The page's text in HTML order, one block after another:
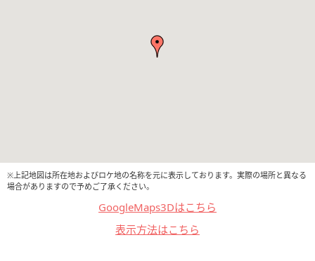
※上記地図は所在地およびロケ地の名称を元に表示しております。実際の場所と異なる
場合がありますので予めご了承ください。
GoogleMaps3Dはこちら
表示方法はこちら